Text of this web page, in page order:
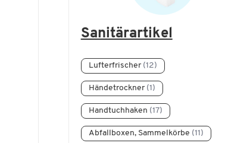
Sanitärartikel
Lufterfrischer (12)
Händetrockner (1)
Handtuchhaken (17)
Abfallboxen, Sammelkörbe (11)